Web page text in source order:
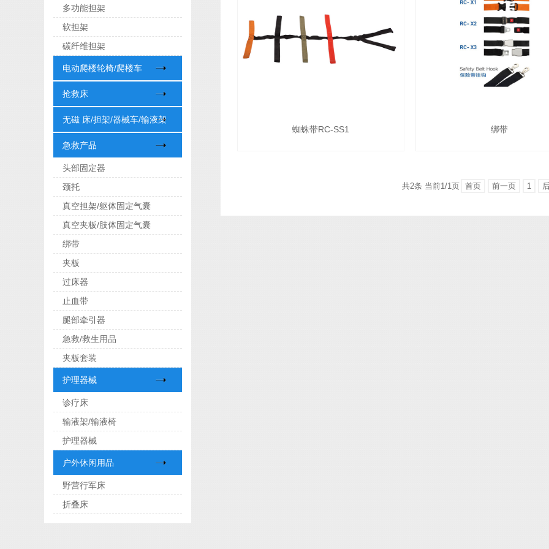
蜘蛛带RC-SS1 绑带
共2条 当前1/1页 首页 前一页 1
多功能担架
软担架
碳纤维担架
电动爬楼轮椅/爬楼车
抢救床
无磁 床/担架/器械车/输液架
急救产品
头部固定器
颈托
真空担架/躯体固定气囊
真空夹板/肢体固定气囊
绑带
夹板
过床器
止血带
腿部牵引器
急救/救生用品
夹板套装
护理器械
诊疗床
输液架/输液椅
护理器械
户外休闲用品
野营行军床
折叠床